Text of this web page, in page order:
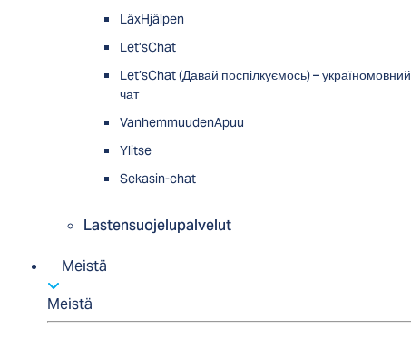
LäxHjälpen
Let’sChat
Let’sChat (Давай поспілкуємось) – україномовний
чат
VanhemmuudenApuu
Ylitse
Sekasin-chat
Lastensuojelupalvelut
Meistä
Meistä